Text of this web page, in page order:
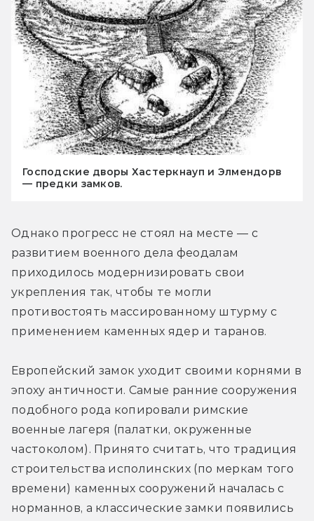
Господские дворы Хастеркнауп и Элмендорв
— предки замков.
Однако прогресс не стоял на месте — с
развитием военного дела феодалам
приходилось модернизировать свои
укрепления так, чтобы те могли
противостоять массированному штурму с
применением каменных ядер и таранов.
Европейский замок уходит своими корнями в
эпоху античности. Самые ранние сооружения
подобного рода копировали римские
военные лагеря (палатки, окруженные
частоколом). Принято считать, что традиция
строительства исполинских (по меркам того
времени) каменных сооружений началась с
норманнов, а классические замки появились